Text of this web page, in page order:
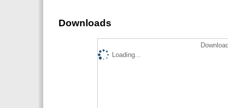
Downloads
Loading...